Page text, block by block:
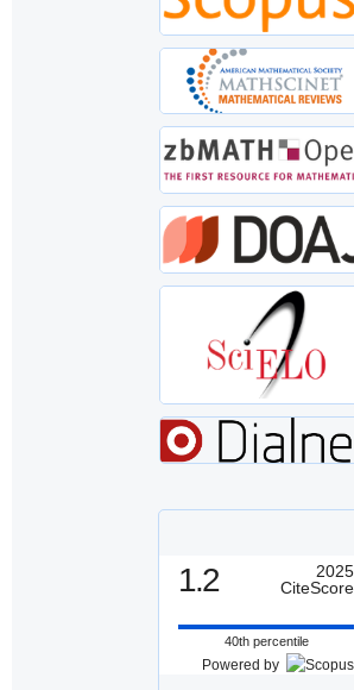
1.2
2025
CiteScore
40th percentile
Powered by